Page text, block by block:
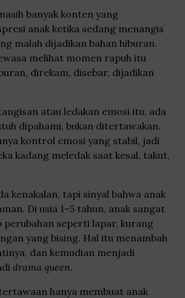
banyak konten yang
anak ketika sedang menangis
malah dijadikan bahan hiburan.
melihat momen rapuh itu
direkam, disebar, dijadikan
atau ledakan emosi itu, ada
dipahami, bukan ditertawakan.
kontrol emosi yang stabil, jadi
kadang meledak saat kesal, takut,
kenakalan, tapi sinyal bahwa anak
Di usia 1–5 tahun, anak sangat
seperti lapar, kurang
yang bising. Hal itu menambah
dan kemudian menjadi
drama queen.
hanya membuat anak